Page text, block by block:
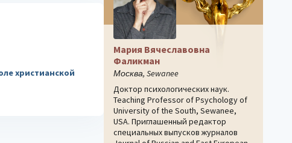
христианской
Мария Вячеславовна
Фаликман
Москва, Sewanee
Доктор психологических наук.
Teaching Professor of Psychology of
University of the South, Sewanee,
USA. Приглашенный редактор
специальных выпусков журналов